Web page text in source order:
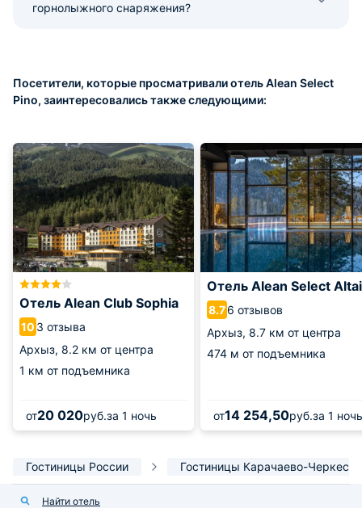
горнолыжного снаряжения?
Посетители, которые просматривали отель Alean Select
Pino, заинтересовались также следующими:
Отель Alean Club Sophia
10 3 отзыва
Архыз, 8.2 км от центра
1 км от подъемника
от20 020руб.за 1 ночь
Отель Alean Select
8.76 отзывов
Архыз, 8.7 км от центра
474 м от подъемника
от14 254,50руб.за 1 ночь
Гостиницы России Гостиницы Карачаево-Черкесии
Найти отель